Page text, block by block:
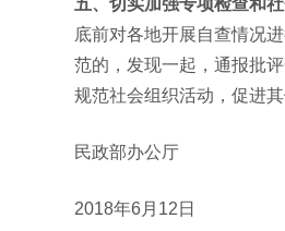
五、切实加强专项检查和社
底前对各地开展自查情况
范的，发现一起，通报批
规范社会组织活动，促进其
民政部办公厅
2018年6月12日